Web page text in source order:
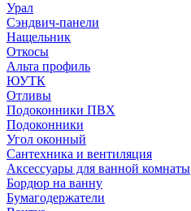
Урал
Сэндвич-панели
Нащельник
Откосы
Альта профиль
ЮУТК
Отливы
Подоконники ПВХ
Подоконники
Угол оконный
Сантехника и вентиляция
Аксессуары для ванной комнаты
Бордюр на ванну
Бумагодержатели